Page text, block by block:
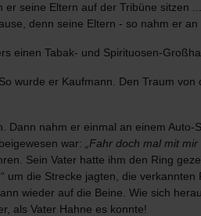
seine Eltern auf der Tribüne sitzen
denn seine Eltern - so nahm er
einen Tabak- und Spirituosen-
wurde er Kaufmann. Den Traum
nahm er einmal an einem
war: „Fahr doch mal mit
Sein Vater hatte ihm den Ring
um die Strecke jagten, die
wieder auf die Beine. Wie sich
als Vater Hahne es konnte!